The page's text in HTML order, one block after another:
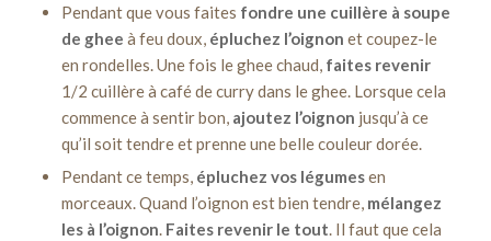
Pendant que vous faites fondre une cuillère à soupe
de ghee à feu doux, épluchez l’oignon et coupez-le
en rondelles. Une fois le ghee chaud, faites revenir
1/2 cuillère à café de curry dans le ghee. Lorsque cela
commence à sentir bon, ajoutez l’oignon jusqu’à ce
qu’il soit tendre et prenne une belle couleur dorée.
Pendant ce temps, épluchez vos légumesen
morceaux. Quand l’oignon est bien tendre, mélangez
les à l’oignon Faites revenir le tout . Il faut que cela